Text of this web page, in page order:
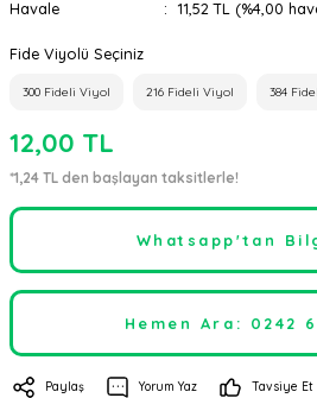
Havale
11,52 TL (%4,00
Fide Viyolü Seçiniz
300 Fideli Viyol 216 Fideli Viyol 384
12,00 TL
*1,24 TL den başlayan taksitlerle!
Whatsapp'tan
Hemen Ara: 0242
Paylaş Yorum Yaz Tavsiye Et